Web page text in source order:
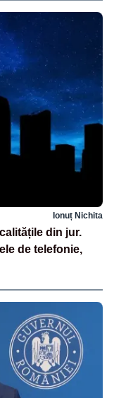
Ionuț Nichita
din jur.
de telefonie,